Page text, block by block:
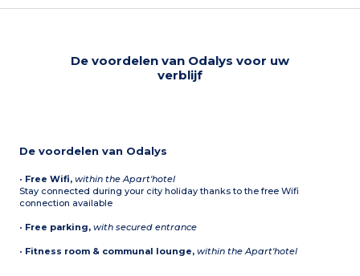
De voordelen van Odalys voor uw
verblijf
De voordelen van Odalys
• Free Wifi,within the Apart'hotel
Stay connected during your city holiday thanks to the free Wifi
connection available
• Free parking,with secured entrance
• Fitness room & communal lounge,within the Apart'hotel